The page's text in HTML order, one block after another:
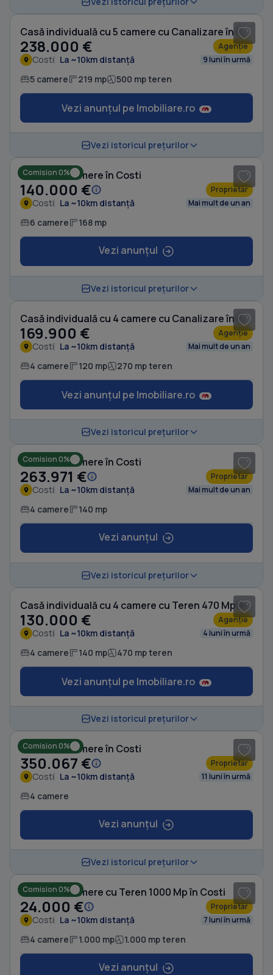
Casă individuală cu 5 camere cu Canalizare în Costi
238.000 € Agenție
Costi La ~10km distanță 9 luni în urmă
5 camere 219 mp 500 mp teren
Vezi anunțul pe Imobiliare.ro
Vezi istoricul prețurilor
Comision 0%
Casă cu 6 camere în Costi
140.000 € Proprietar
Costi La ~10km distanță Mai mult de un an
6 camere 168 mp
Vezi anunțul
Vezi istoricul prețurilor
Casă individuală cu 4 camere cu Canalizare în Costi
169.900 € Agenție
Costi La ~10km distanță Mai mult de un an
4 camere 120 mp 270 mp teren
Vezi anunțul pe Imobiliare.ro
Vezi istoricul prețurilor
Comision 0%
Casă cu 4 camere în Costi
263.971 € Proprietar
Costi La ~10km distanță Mai mult de un an
4 camere 140 mp
Vezi anunțul
Vezi istoricul prețurilor
Casă individuală cu 4 camere cu Teren 470 Mp în Costi
130.000 € Agenție
Costi La ~10km distanță 4 luni în urmă
4 camere 140 mp 470 mp teren
Vezi anunțul pe Imobiliare.ro
Vezi istoricul prețurilor
Comision 0%
Casă cu 4 camere în Costi
350.067 € Proprietar
Costi La ~10km distanță 11 luni în urmă
4 camere
Vezi anunțul
Vezi istoricul prețurilor
Comision 0%
Casă cu 4 camere cu Teren 1000 Mp în Costi
24.000 € Proprietar
Costi La ~10km distanță 7 luni în urmă
4 camere 1.000 mp 1.000 mp teren
Vezi anunțul